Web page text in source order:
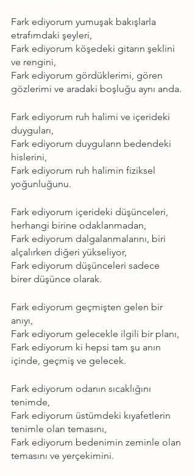
Fark ediyorum yumuşak bakışlarla
etrafımdaki şeyleri,
Fark ediyorum köşedeki gitarın şeklini
ve rengini,
Fark ediyorum gördüklerimi, gören
gözlerimi ve aradaki boşluğu aynı anda.
Fark ediyorum ruh halimi ve içerideki
duyguları,
Fark ediyorum duyguların bedendeki
hislerini,
Fark ediyorum ruh halimin fiziksel
yoğunluğunu.
Fark ediyorum içerideki düşünceleri,
herhangi birine odaklanmadan,
Fark ediyorum dalgalanmalarını, biri
alçalırken diğeri yükseliyor,
Fark ediyorum düşünceleri sadece
birer düşünce olarak.
Fark ediyorum geçmişten gelen bir
anıyı,
Fark ediyorum gelecekle ilgili bir planı,
Fark ediyorum ki hepsi tam şu anın
içinde, geçmiş ve gelecek.
Fark ediyorum odanın sıcaklığını
tenimde,
Fark ediyorum üstümdeki kıyafetlerin
tenimle olan temasını,
Fark ediyorum bedenimin zeminle olan
temasını ve yerçekimini.